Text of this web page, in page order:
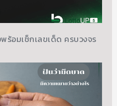
ร้อมเช็กเลขเด็ด ครบวงจร